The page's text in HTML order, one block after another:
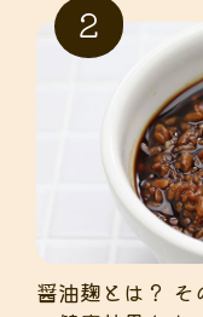
醤油麹とは？